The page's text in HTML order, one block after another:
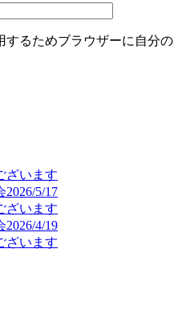
するためブラウザーに自分
ざいます
5/17
ざいます
4/19
ざいます